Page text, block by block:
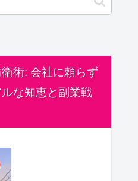
術: 会社に頼らず
な知恵と副業戦